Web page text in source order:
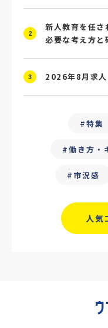
#4P分析 #
#ChatGPT
#フリーラン
#雇用型ギ
#人材の見極め
#戦略人事
#働き方改革
2
新人教育を任さ
必要な考え方と
3 2026年8月求人
特集
働き方・
市況感
人気